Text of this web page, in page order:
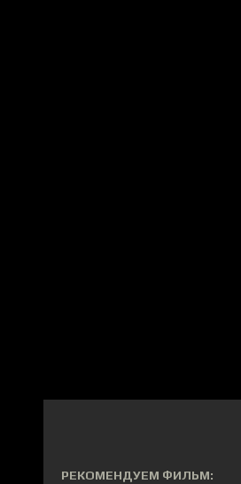
РЕКОМЕНДУЕМ ФИЛЬМ: